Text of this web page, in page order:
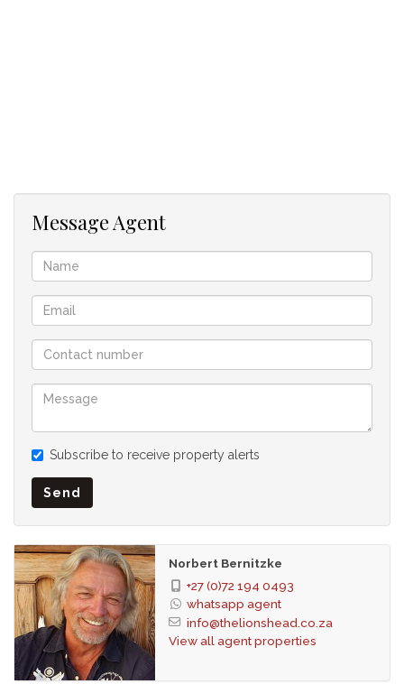
nur wenige Minuten von Wellingtons Geschäften,
Annehmlichkeiten und allen Schulen entfernt ist.
Ihre Kinder können auf und um den 180 Hektar großen
"Bauernhof" spielen, Mountainbike fahren, Pferdefreunde und
Naturliebhaber werden sich wie ZU HAUSE fühlen.
Alle Vorteile des Lebens in einem rund um die Uhr
bemannten/überwachten mit Wärmebildkameras
bewachten Anwesen. Rundum vollständig elektrisch
eingezäunt.
Es gibt eine Privatschule vor Ort, einen
Bohrloch, Bewässerungssystem, Gartendienstleistungen,
Landschaftsgestaltung, Beleuchtung
Sicherheit
Völlig eingezäunt, elektrische Garage, elektrisches Tor,
Alarmsystem, 24-Stunden-Reaktion, Gegensprechanlage, 24-
Stunden-Zugang, Wachhaus, Elektrozaun, boomender
Bereich, Safe
Temperaturregelung
Glasfaser Internet Zugang
Backup-Wasser
Message Agent
Subscribe to receive property alerts
Send
Norbert Bernitzke
+27 (0)72 194 0493
whatsapp agent
info@thelionshead.co.za
View all agent properties